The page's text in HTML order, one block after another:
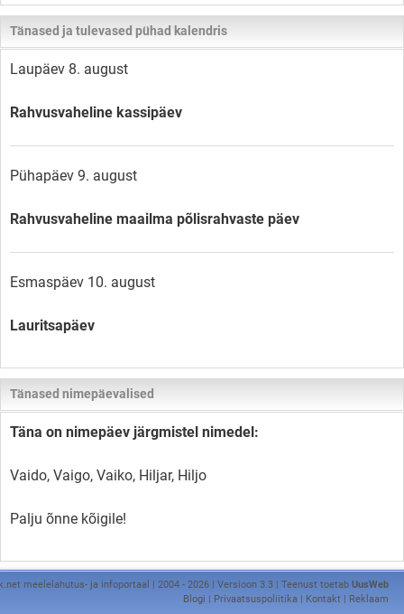
Tänased ja tulevased pühad kalendris
Laupäev 8. august
Rahvusvaheline kassipäev
Pühapäev 9. august
Rahvusvaheline maailma põlisrahvaste päev
Esmaspäev 10. august
Lauritsapäev
Tänased nimepäevalised
Täna on nimepäev järgmistel nimedel:
Vaido, Vaigo, Vaiko, Hiljar, Hiljo
Palju õnne kõigile!
meelelahutus- ja infoportaal | 2004 - 2026 | Versioon 3.3 | Teenust toetab UusWeb
Blogi
Privaatsuspoliitika Kontakt Reklaam